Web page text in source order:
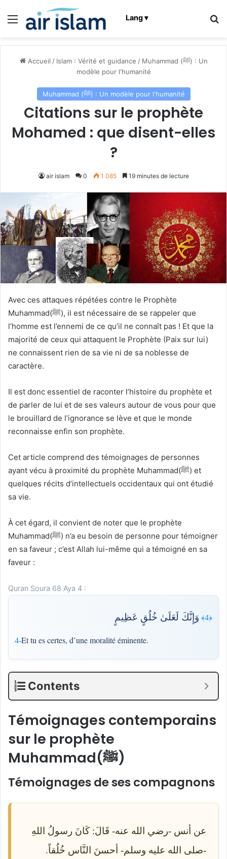
Menu Lang ▾
Accueil / Islam : Vérité et guidance / Muhammad (ﷺ) : Un
modèle pour l'humanité
Muhammad (ﷺ) : Un modèle pour l'humanité
Citations sur le prophète
Mohamed : que disent-elles
?
air islam 0 1 085 19 minutes de lecture
Avec ces attaques répétées contre le Prophète
Muhammad(ﷺ), il est nécessaire de se rappeler que
l’homme est l’ennemi de ce qu’il ne connaît pas ! Et que la
majorité de ceux qui attaquent le Prophète (Paix sur lui)
ne connaissent rien de sa vie ni de sa noblesse de
caractère.
Il est donc essentiel de raconter l’histoire du prophète et
de parler de lui et de ses valeurs autour de vous pour que
le brouillard de l’ignorance se lève et que le monde
reconnaisse enfin son prophète.
Cet article comprend des témoignages de personnes
ayant vécu à proximité du prophète Muhammad(ﷺ) et
quelques récits d’intellectuels occidentaux qui ont étudié
sa vie.
À cet égard, il convient de noter que le prophète
Muhammad(ﷺ) n’a eu besoin de personne pour témoigner
en sa faveur ; c’est Allah lui-même qui a témoigné en sa
faveur :
Quran Soura 68 Aya 4 :
﴿4﴾ وَإِنَّكَ لَعَلَىٰ خُلُقٍ عَظِيمٍ
4-Et tu es certes, d’une moralité éminente.
Contents
Témoignages contemporains
sur le prophète
Muhammad(ﷺ)
Témoignages de ses compagnons
عن أنس -رضي الله عنه- قَالَ: كَانَ رسولُ اللهِ
-صلى الله عليه وسلم- أحسنَ النَّاس خُلُقاً.